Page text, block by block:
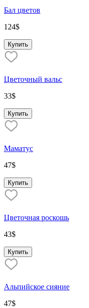
Бал цветов
124$
Купить
Цветочный вальс
33$
Купить
Маматус
47$
Купить
Цветочная роскошь
43$
Купить
Альпийское сияние
47$